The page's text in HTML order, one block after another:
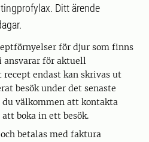
Ditt ärende
för djur som finns
ansvarar för aktuell
recept endast kan skrivas ut
besök under det senaste
välkommen att kontakta
boka in ett besök.
och betalas med faktura